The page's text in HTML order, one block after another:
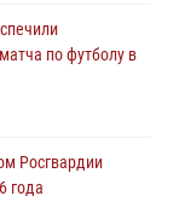
Калмыкия
по футболу в
Росгвардии
года